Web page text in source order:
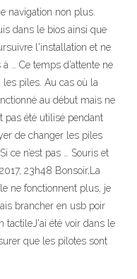
navigation non plus.
dans le bios ainsi que
l'installation et ne
… Ce temps d’attente ne
piles. Au cas où la
au début mais ne
pas été utilisé pendant
de changer les piles
ce n’est pas … Souris et
23h48 Bonsoir,La
ne fonctionnent plus, je
brancher en usb poir
tactileJ'ai été voir dans le
que les pilotes sont